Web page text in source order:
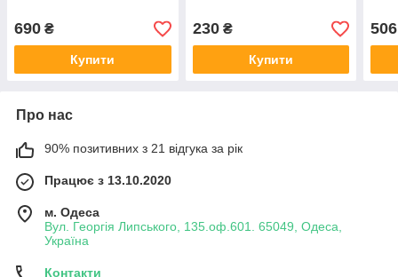
690 ₴
Купити
230₴
Купити
506
Про нас
90% позитивних з 21 відгука за рік
Працює з 13.10.2020
м. Одеса
Вул. Георгія Липського, 135.оф.601. 65049, Одеса,
Україна
Контакти